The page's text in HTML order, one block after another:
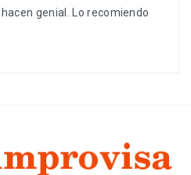
genial. Lo recomiendo